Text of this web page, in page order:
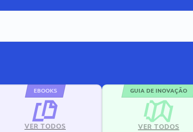
EBOOKS
VER TODOS
GUIA DE INOVAÇÃO
VER TODOS